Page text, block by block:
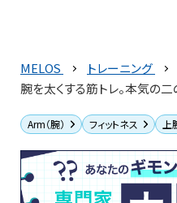
MELOS
トレーニング
腕を太くする筋トレ。本気の二
Arm（腕） フィットネス 上